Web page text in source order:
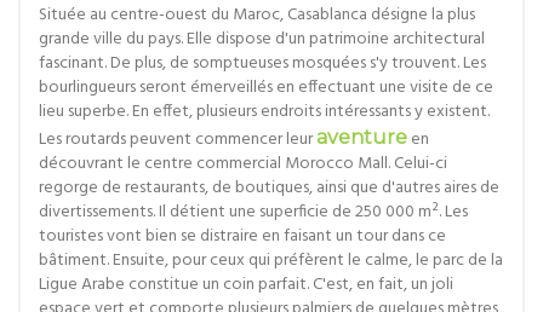
Située au centre-ouest du Maroc, Casablanca désigne la plus
grande ville du pays. Elle dispose d'un patrimoine architectural
fascinant. De plus, de somptueuses mosquées s'y trouvent. Les
bourlingueurs seront émerveillés en effectuant une visite de ce
lieu superbe. En effet, plusieurs endroits intéressants y existent.
Les routards peuvent commencer leuraventure en
découvrant le centre commercial Morocco Mall. Celui-ci
regorge de restaurants, de boutiques, ainsi que d'autres aires de
divertissements. Il détient une superficie de 250 000 m². Les
touristes vont bien se distraire en faisant un tour dans ce
bâtiment. Ensuite, pour ceux qui préfèrent le calme, le parc de la
Ligue Arabe constitue un coin parfait. C'est, en fait, un joli